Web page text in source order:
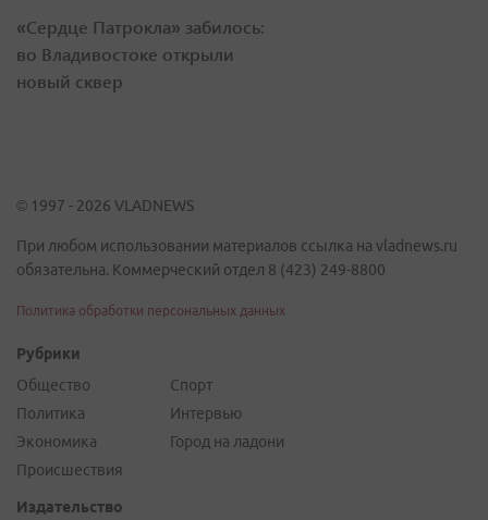
«Сердце Патрокла» забилось:
во Владивостоке открыли
новый сквер
© 1997 - 2026 VLADNEWS
При любом использовании материалов ссылка на vladnews.ru
обязательна. Коммерческий отдел 8 (423) 249-8800
Политика обработки персональных данных
Рубрики
Общество
Политика
Экономика
Происшествия
Спорт
Интервью
Город на ладони
Издательство